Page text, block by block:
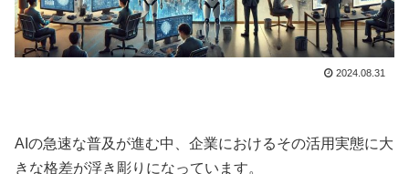
2024.08.31
AIの急速な普及が進む中、企業におけるその活用実態に大
きな格差が浮き彫りになっています。